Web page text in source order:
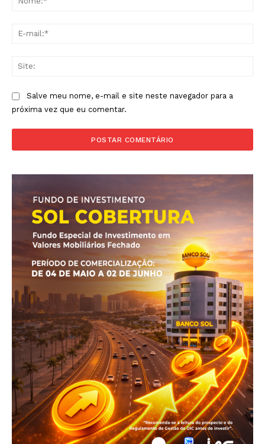
Salve meu nome, e-mail e site neste navegador para a
próxima vez que eu comentar.